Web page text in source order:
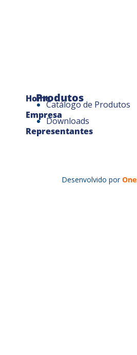
Home
Empresa
Representantes
Produtos
Catálogo de Produtos
Downloads
Desenvolvido por